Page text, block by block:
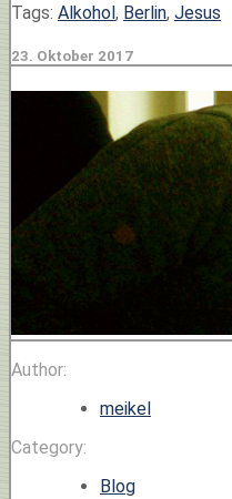
Tags: Alkohol, Berlin, Jesus
23. Oktober 2017
Author:
meikel
Category:
Blog